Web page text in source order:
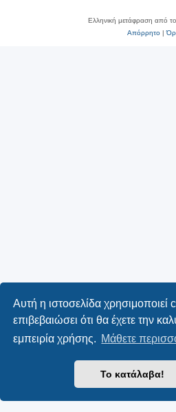
Αυτή η ιστοσελίδα χρησιμοποιεί
επιβεβαιώσει ότι θα έχετε την
εμπειρία χρήσης. Μάθετε
Το κατάλαβα!
Ελληνική μετάφραση από το
Απόρρητο|